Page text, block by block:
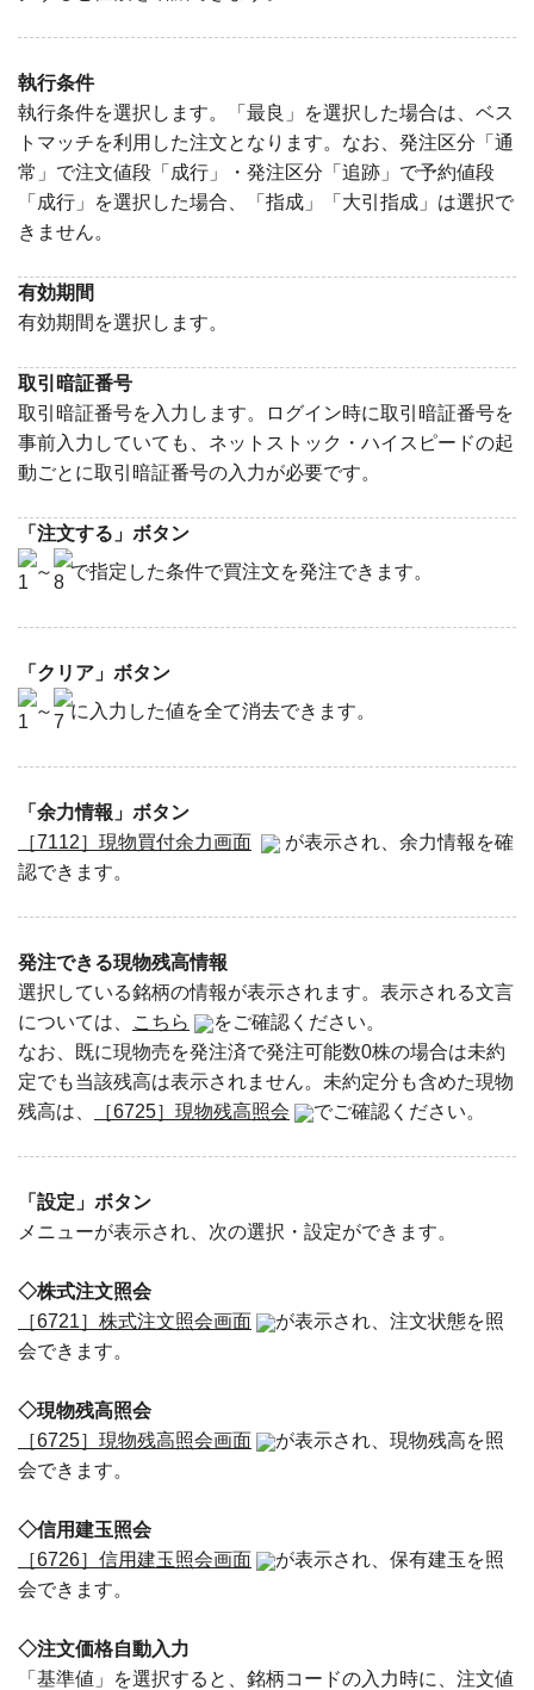
執行条件
執行条件を選択します。「最良」を選択した場合は、ベス
トマッチを利用した注文となります。なお、発注区分「通
常」で注文値段「成行」・発注区分「追跡」で予約値段
「成行」を選択した場合、「指成」「大引指成」は選択で
きません。
有効期間
有効期間を選択します。
取引暗証番号
取引暗証番号を入力します。ログイン時に取引暗証番号を
事前入力していても、ネットストック・ハイスピードの起
動ごとに取引暗証番号の入力が必要です。
「注文する」ボタン
～
で指定した条件で買注文を発注できます。
「クリア」ボタン
～
に入力した値を全て消去できます。
「余力情報」ボタン
［7112］現物買付余力画面
が表示され、余力情報を確
認できます。
発注できる現物残高情報
選択している銘柄の情報が表示されます。表示される文言
については、
こちら
をご確認ください。
なお、既に現物売を発注済で発注可能数0株の場合は未約
定でも当該残高は表示されません。未約定分も含めた現物
残高は、
［6725］現物残高照会 でご確認ください。
「設定」ボタン
メニューが表示され、次の選択・設定ができます。
◇株式注文照会
［6721］株式注文照会画面
が表示され、注文状態を照
会できます。
◇現物残高照会
［6725］現物残高照会画面
が表示され、現物残高を照
会できます。
◇信用建玉照会
［6726］信用建玉照会画面
が表示され、保有建玉を照
会できます。
◇注文価格自動入力
「基準値」を選択すると、銘柄コードの入力時に、注文値